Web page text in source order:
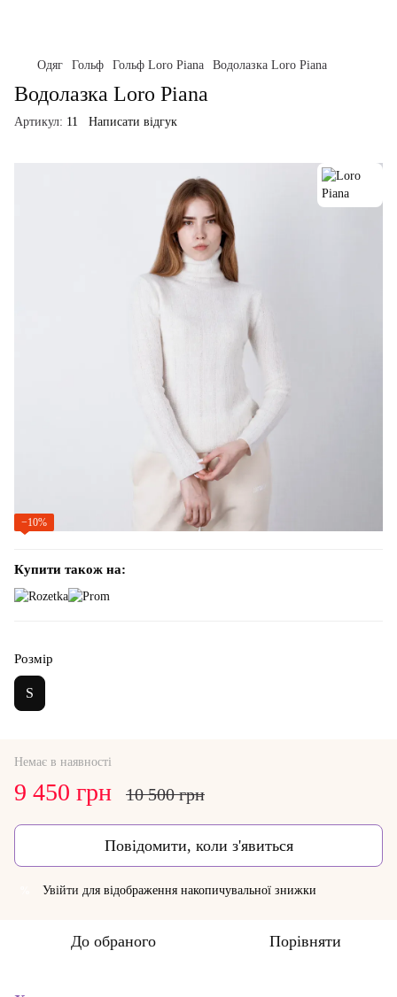
Одяг Гольф Гольф Loro Piana Водолазка Loro Piana
Водолазка Loro Piana
Артикул: 11 Написати відгук
−10%
Купити також на:
Розмір
S
Немає в наявності
9 450 грн 10 500 грн
Повідомити, коли з'явиться
Увійти для відображення накопичувальної знижки
До обраного Порівняти